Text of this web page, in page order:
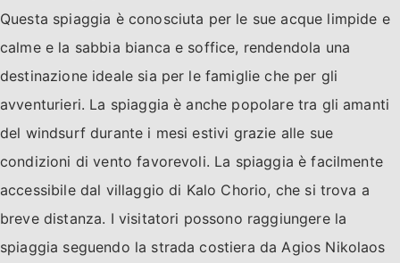
Questa spiaggia è conosciuta per le sue acque limpide e
calme e la sabbia bianca e soffice, rendendola una
destinazione ideale sia per le famiglie che per gli
avventurieri. La spiaggia è anche popolare tra gli amanti
del windsurf durante i mesi estivi grazie alle sue
condizioni di vento favorevoli. La spiaggia è facilmente
accessibile dal villaggio di Kalo Chorio, che si trova a
breve distanza. I visitatori possono raggiungere la
spiaggia seguendo la strada costiera da Agios Nikolaos